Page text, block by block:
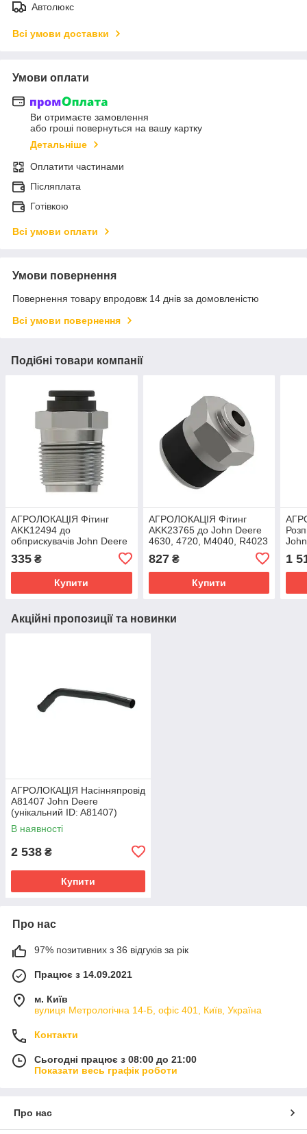
Автолюкс
Всі умови доставки
Умови оплати
Ви отримаєте замовлення
або гроші повернуться на вашу картку
Детальніше
Оплатити частинами
Післяплата
Готівкою
Всі умови оплати
Умови повернення
Повернення товару впродовж 14 днів за домовленістю
Всі умови повернення
Подібні товари компанії
АГРОЛОКАЦІЯ Фітинг
AKK12494 до
обприскувачів John Deere
410R, 4730, 4830, 4720,
R4045, STS20 (унікальний
ID:
335 ₴
Купити
АГРОЛОКАЦІЯ Фітинг
AKK23765 до John Deere
4630, 4720, M4040, R4023
(унікальний ID: AKK23765)
827₴
Купити
ID:
1
Акційні пропозиції та новинки
АГРОЛОКАЦІЯ Насінняпровід
A81407 John Deere
(унікальний ID: A81407)
В наявності
2 538 ₴
Купити
Про нас
97% позитивних з 36 відгуків за рік
Працює з 14.09.2021
м. Київ
вулиця Метрологічна 14-Б, офіс 401, Київ, Україна
Контакти
Сьогодні працює з 08:00 до 21:00
Показати весь графік роботи
Про нас